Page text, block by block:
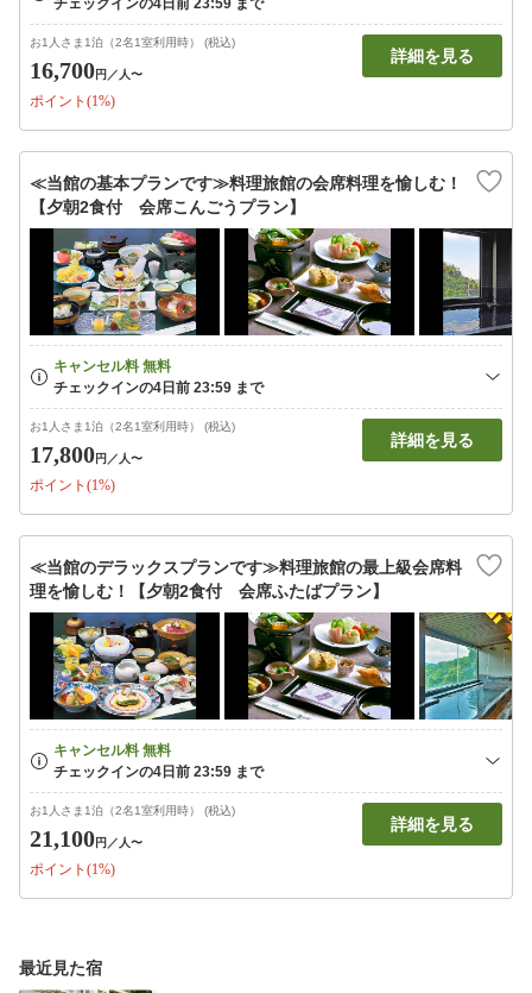
お1人さま1泊（2名1室利用時） (税込)
16,700円 ／人〜
ポイント(1%)
詳細を見る
≪当館の基本プランです≫料理旅館の会席料理を愉しむ！
【夕朝2食付 会席こんごうプラン】
お1人さま1泊（2名1室利用時） (税込)
17,800円 ／人〜
ポイント(1%)
詳細を見る
≪当館のデラックスプランです≫料理旅館の最上級会席料
理を愉しむ！【夕朝2食付 会席ふたばプラン】
お1人さま1泊（2名1室利用時） (税込)
21,100円 ／人〜
ポイント(1%)
詳細を見る
最近見た宿